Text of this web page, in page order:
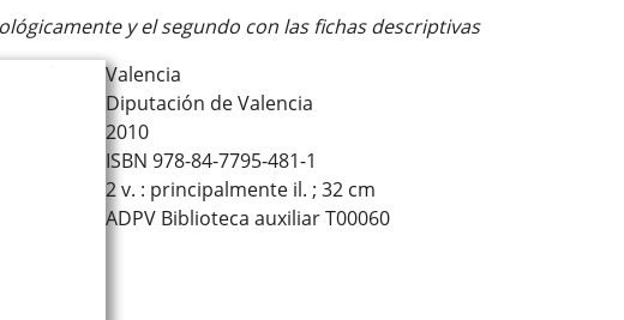
y el segundo con las fichas descriptivas
Valencia
Diputación de Valencia
2010
ISBN 978-84-7795-481-1
2 v. : principalmente il. ; 32 cm
ADPV Biblioteca auxiliar T00060